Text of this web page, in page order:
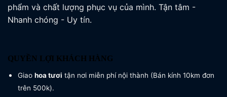
phẩm và chất lượng phục vụ của mình. Tận tâm -
Nhanh chóng - Uy tín.
QUYỀN LỢI KHÁCH HÀNG
Giao hoa tươi tận nơi miễn phí nội thành (Bán kính 10km đơn
trên 500k).